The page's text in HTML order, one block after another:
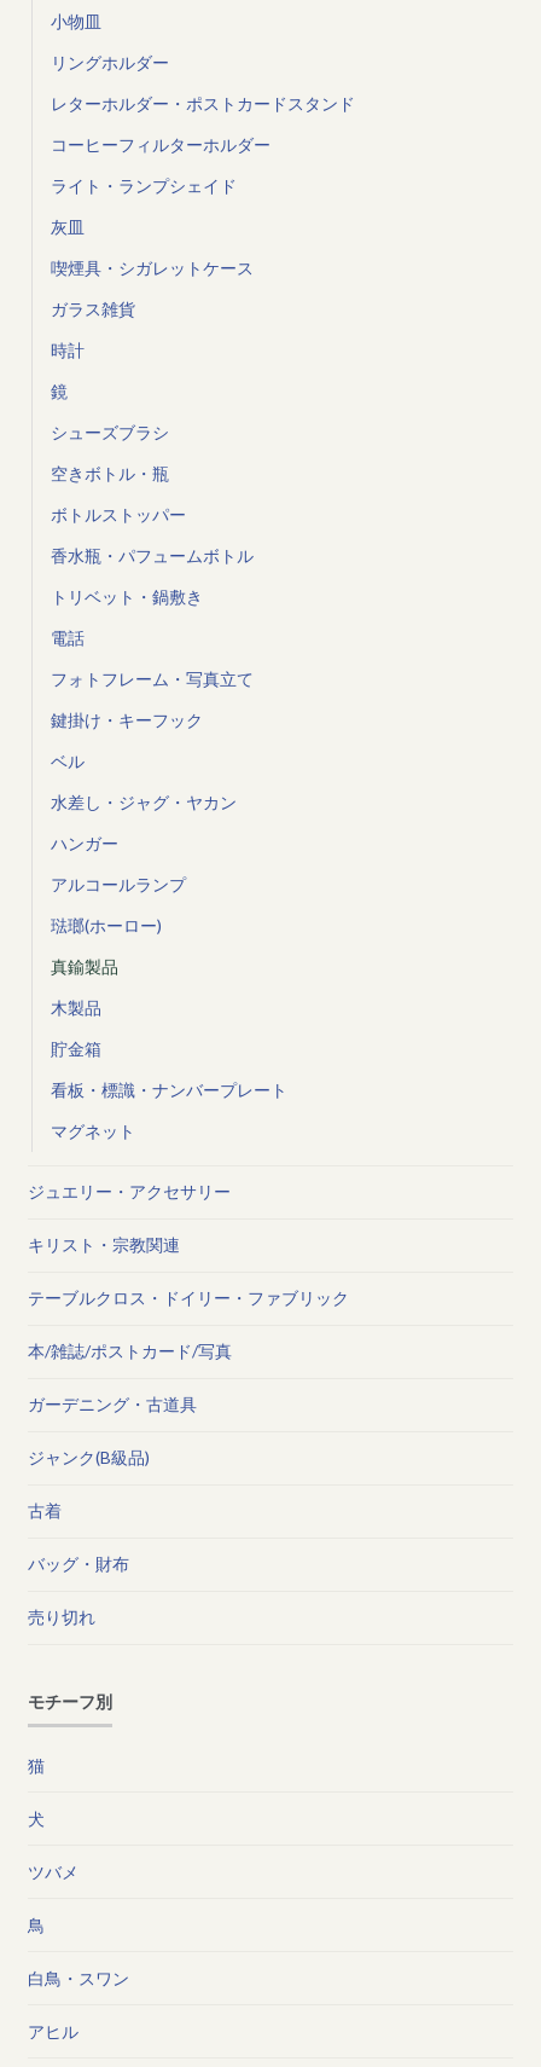
小物皿
リングホルダー
レターホルダー・ポストカードスタンド
コーヒーフィルターホルダー
ライト・ランプシェイド
灰皿
喫煙具・シガレットケース
ガラス雑貨
時計
鏡
シューズブラシ
空きボトル・瓶
ボトルストッパー
香水瓶・パフュームボトル
トリベット・鍋敷き
電話
フォトフレーム・写真立て
鍵掛け・キーフック
ベル
水差し・ジャグ・ヤカン
ハンガー
アルコールランプ
琺瑯(ホーロー)
真鍮製品
木製品
貯金箱
看板・標識・ナンバープレート
マグネット
ジュエリー・アクセサリー
キリスト・宗教関連
テーブルクロス・ドイリー・ファブリック
本/雑誌/ポストカード/写真
ガーデニング・古道具
ジャンク(B級品)
古着
バッグ・財布
売り切れ
モチーフ別
猫
犬
ツバメ
鳥
白鳥・スワン
アヒル